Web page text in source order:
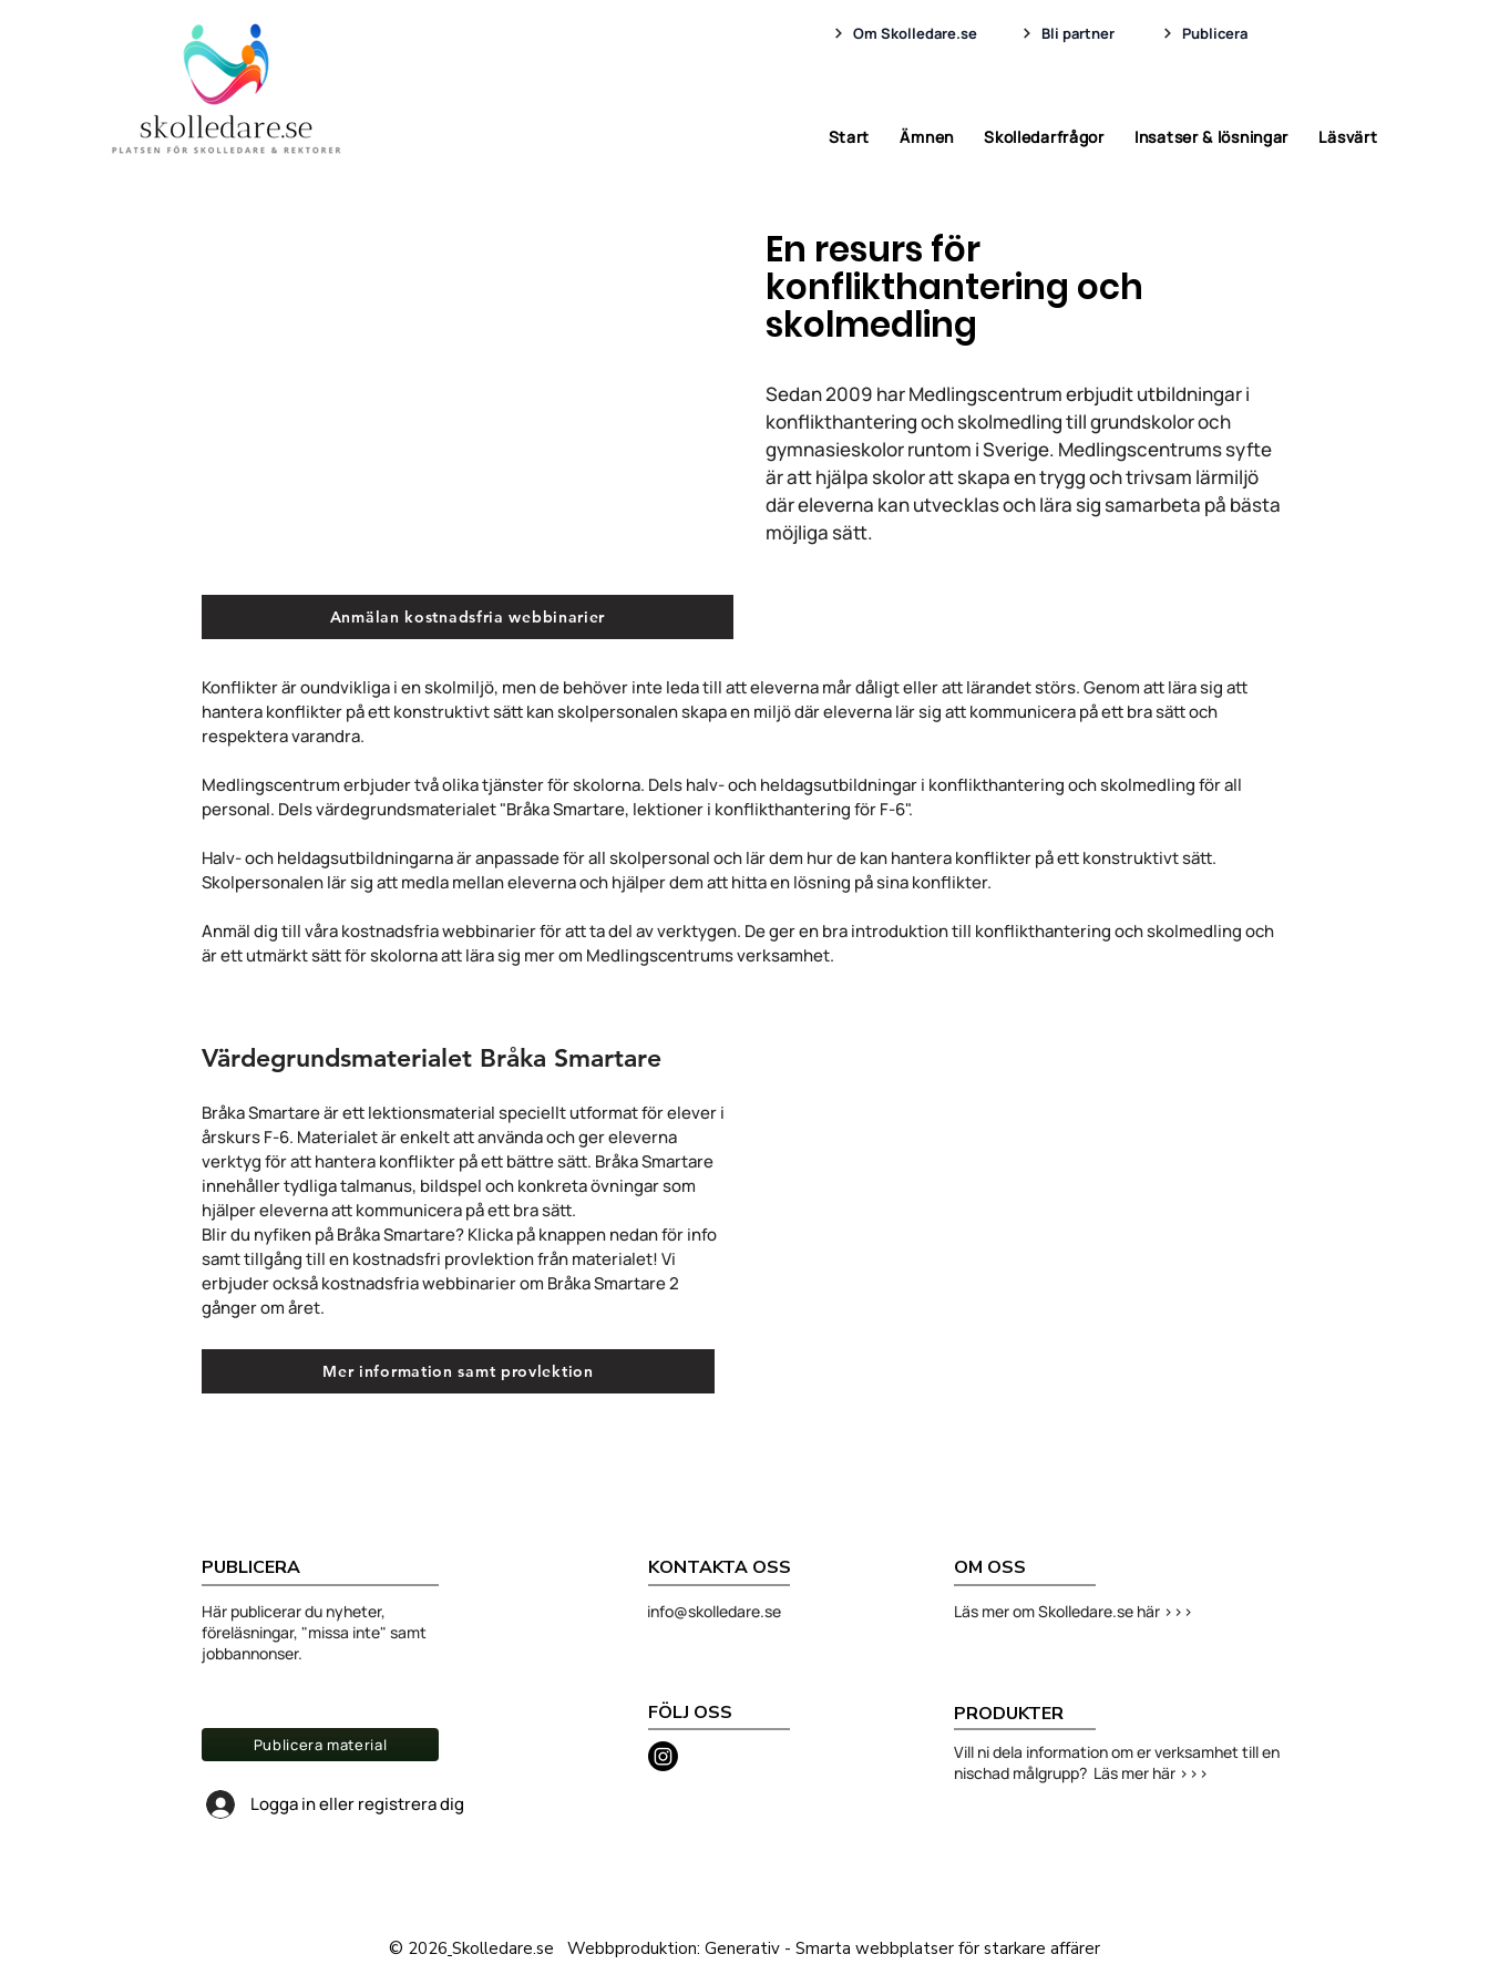
Om Skolledare.se Bli partner Publicera
Start Ämnen Skolledarfrågor Insatser & lösningar Läsvärt
En resurs för
konflikthantering och
skolmedling
Sedan 2009 har Medlingscentrum erbjudit utbildningar i
konflikthantering och skolmedling till grundskolor och
gymnasieskolor runtom i Sverige. Medlingscentrums syfte
är att hjälpa skolor att skapa en trygg och trivsam lärmiljö
där eleverna kan utvecklas och lära sig samarbeta på bästa
möjliga sätt.
Anmälan kostnadsfria webbinarier
Konflikter är oundvikliga i en skolmiljö, men de behöver inte leda till att eleverna mår dåligt eller att lärandet störs. Genom att lära sig att
hantera konflikter på ett konstruktivt sätt kan skolpersonalen skapa en miljö där eleverna lär sig att kommunicera på ett bra sätt och
respektera varandra.
Medlingscentrum erbjuder två olika tjänster för skolorna. Dels halv- och heldagsutbildningar i konflikthantering och skolmedling för all
personal. Dels värdegrundsmaterialet "Bråka Smartare, lektioner i konflikthantering för F-6".
Halv- och heldagsutbildningarna är anpassade för all skolpersonal och lär dem hur de kan hantera konflikter på ett konstruktivt sätt.
Skolpersonalen lär sig att medla mellan eleverna och hjälper dem att hitta en lösning på sina konflikter.
Anmäl dig till våra kostnadsfria webbinarier för att ta del av verktygen. De ger en bra introduktion till konflikthantering och skolmedling och
är ett utmärkt sätt för skolorna att lära sig mer om Medlingscentrums verksamhet.
Värdegrundsmaterialet Bråka Smartare
Bråka Smartare är ett lektionsmaterial speciellt utformat för elever i
årskurs F-6. Materialet är enkelt att använda och ger eleverna
verktyg för att hantera konflikter på ett bättre sätt. Bråka Smartare
innehåller tydliga talmanus, bildspel och konkreta övningar som
hjälper eleverna att kommunicera på ett bra sätt.
Blir du nyfiken på Bråka Smartare? Klicka på knappen nedan för info
samt tillgång till en kostnadsfri provlektion från materialet! Vi
erbjuder också kostnadsfria webbinarier om Bråka Smartare 2
gånger om året.
Mer information samt provlektion
PUBLICERA
Här publicerar du nyheter,
föreläsningar, "missa inte" samt
jobbannonser.
Publicera material
KONTAKTA OSS
info@skolledare.se
FÖLJ OSS
OM OSS
Läs mer om Skolledare.se här >>>
PRODUKTER
Vill ni dela information om er verksamhet till en
nischad målgrupp? Läs mer här >>>
Logga in eller registrera dig
© 2026 Skolledare.se Webbproduktion: Generativ - Smarta webbplatser för starkare affärer